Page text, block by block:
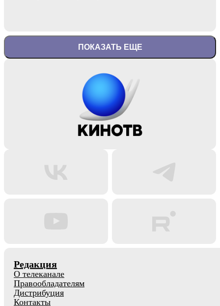
ПОКАЗАТЬ ЕЩЕ
Редакция
О телеканале
Правообладателям
Дистрибуция
Контакты